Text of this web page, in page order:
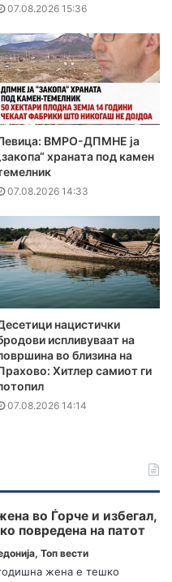
07.08.2026 15:36
ВМРО-ДПМНЕ ја
храната под камен
07.08.2026 14:33
нацистички
испливуваат на
во близина на
Хитлер самиот ги
07.08.2026 14:14
во Ѓорче и избегал,
повредена на патот
, Топ вести
жена е тешко